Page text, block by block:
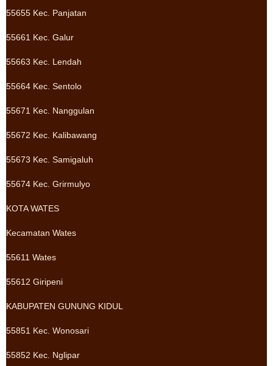
55655 Kec. Panjatan
55661 Kec. Galur
55663 Kec. Lendah
55664 Kec. Sentolo
55671 Kec. Nanggulan
55672 Kec. Kalibawang
55673 Kec. Samigaluh
55674 Kec. Grirmulyo
KOTA WATES
Kecamatan Wates
55611 Wates
55612 Giripeni
KABUPATEN GUNUNG KIDUL
55851 Kec. Wonosari
55852 Kec. Nglipar